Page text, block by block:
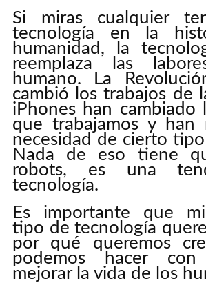
Si miras cualquier
tecnología en la
humanidad, la
reemplaza las
humano. La
cambió los trabajos de
iPhones han cambiado
que trabajamos y han
necesidad de cierto
Nada de eso tiene
robots, es una
tecnología.
Es importante que
tipo de tecnología
por qué queremos
podemos hacer
mejorar la vida de los